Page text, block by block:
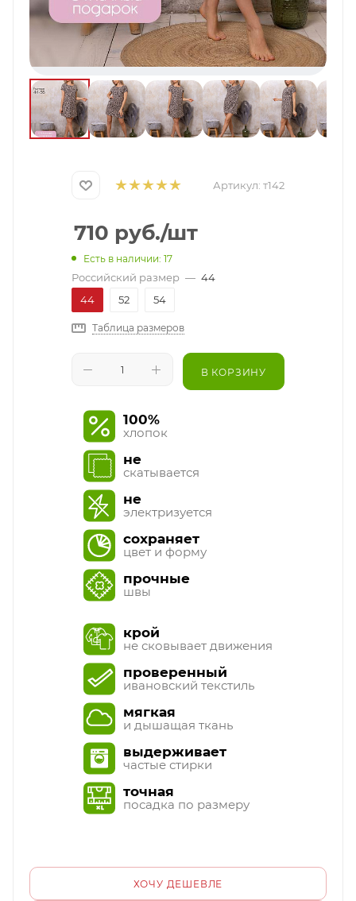
Артикул: т142
710 руб./шт
Есть в наличии: 17
Российский размер — 44
44
52 54
Таблица размеров
В КОРЗИНУ
100%
хлопок
не
скатывается
не
электризуется
сохраняет
цвет и форму
прочные
швы
крой
не сковывает движения
проверенный
ивановский текстиль
мягкая
и дышащая ткань
выдерживает
частые стирки
точная
посадка по размеру
ХОЧУ ДЕШЕВЛЕ